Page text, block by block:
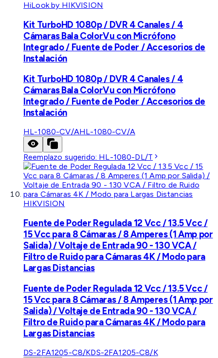
HiLook by HIKVISION
Kit TurboHD 1080p / DVR 4 Canales / 4
Cámaras Bala ColorVu con Micrófono
Integrado / Fuente de Poder / Accesorios de
Instalación
Kit TurboHD 1080p / DVR 4 Canales / 4
Cámaras Bala ColorVu con Micrófono
Integrado / Fuente de Poder / Accesorios de
Instalación
HL-1080-CV/AHL-1080-CV/A
Reemplazo sugerido: HL-1080-DL/T
HIKVISION
Fuente de Poder Regulada 12 Vcc / 13.5 Vcc /
15 Vcc para 8 Cámaras / 8 Amperes (1 Amp por
Salida) / Voltaje de Entrada 90 - 130 VCA /
Filtro de Ruido para Cámaras 4K / Modo para
Largas Distancias
Fuente de Poder Regulada 12 Vcc / 13.5 Vcc /
15 Vcc para 8 Cámaras / 8 Amperes (1 Amp por
Salida) / Voltaje de Entrada 90 - 130 VCA /
Filtro de Ruido para Cámaras 4K / Modo para
Largas Distancias
DS-2FA1205-C8/KDS-2FA1205-C8/K